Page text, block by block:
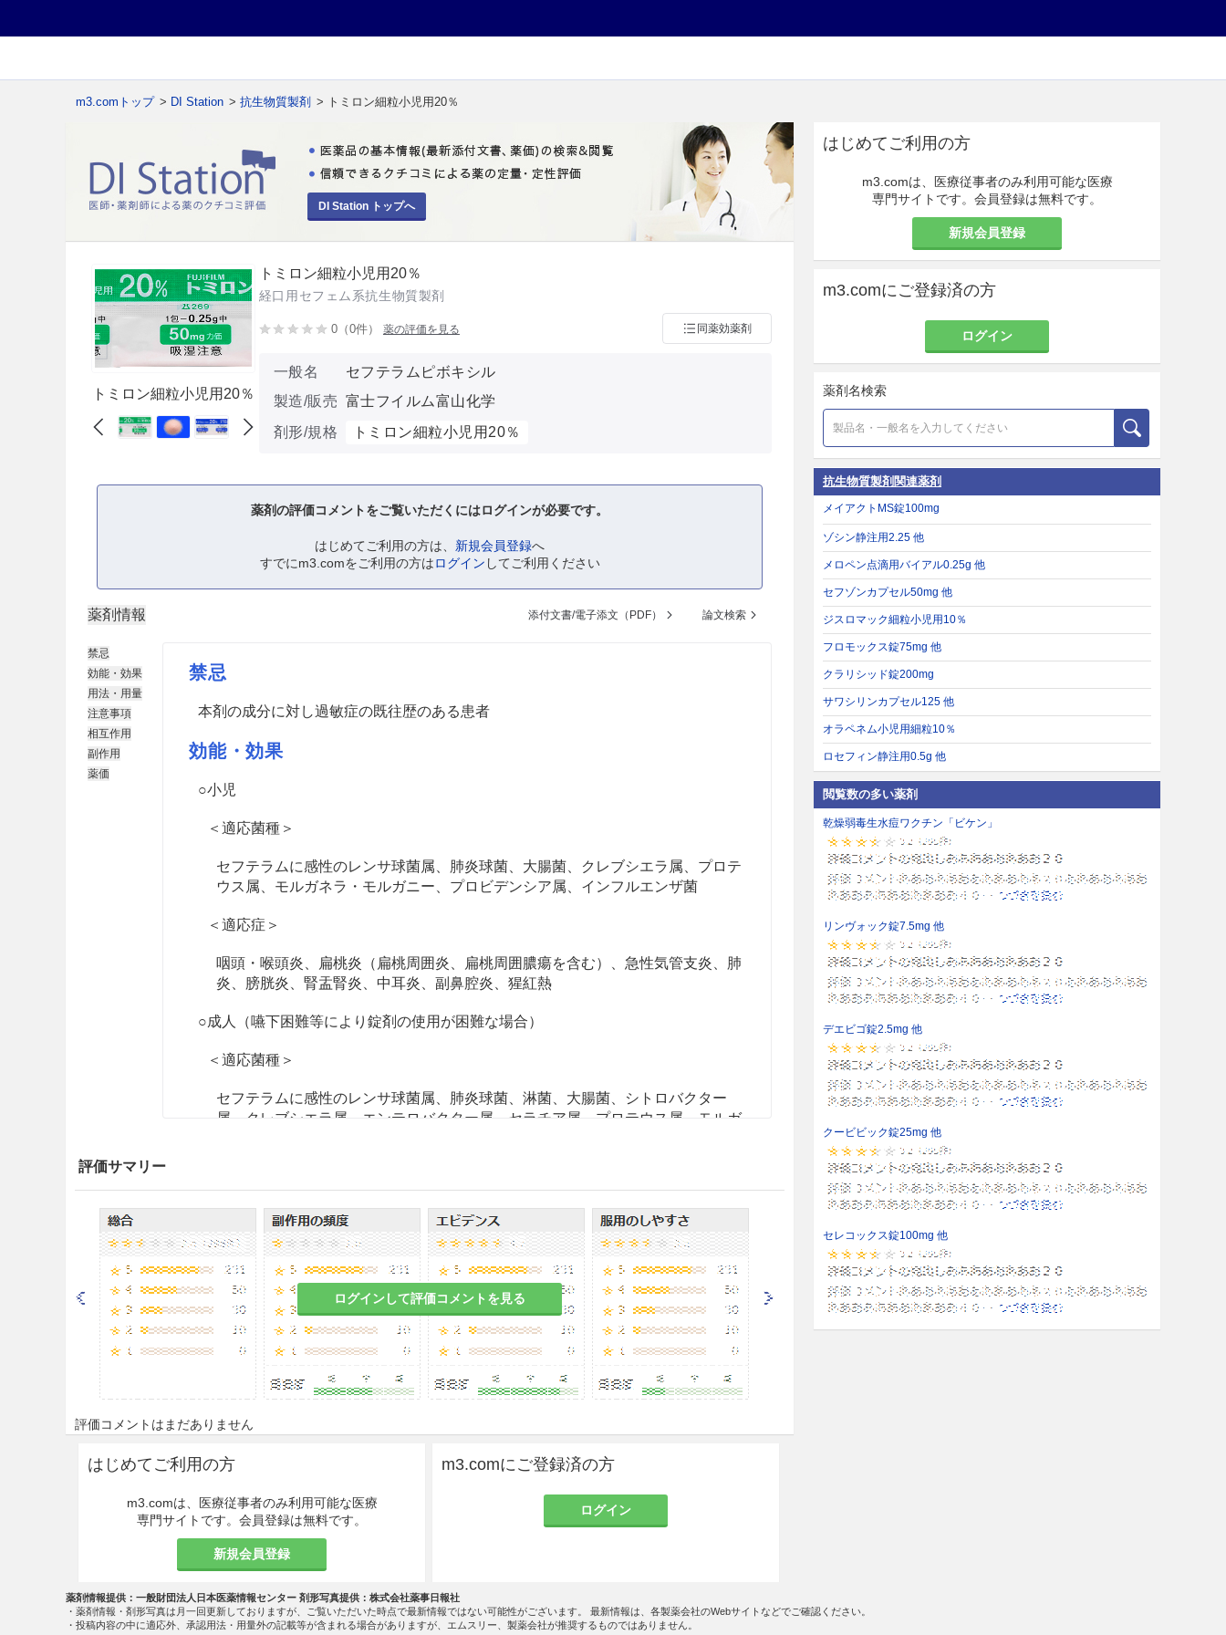
m3.comトップ > DI Station > 抗生物質製剤 > トミロン細粒小児用20％
DI Station トップへ
トミロン細粒小児用20％
トミロン細粒小児用20％
経口用セフェム系抗生物質製剤
0（0件） 薬の評価を見る 同薬効薬剤
一般名
セフテラムピボキシル
製造/販売 富士フイルム富山化学
剤形/規格
トミロン細粒小児用20％
薬剤の評価コメントをご覧いただくにはログインが必要です。
はじめてご利用の方は、 新規会員登録へ
すでにm3.comをご利用の方はログイン してご利用ください
薬剤情報 添付文書/電子添文（PDF） 論文検索
禁忌
効能・効果
用法・用量
注意事項
相互作用
副作用
薬価
禁忌
本剤の成分に対し過敏症の既往歴のある患者
効能・効果
○小児
＜適応菌種＞
セフテラムに感性のレンサ球菌属、肺炎球菌、大腸菌、クレブシエラ属、プロテ
ウス属、モルガネラ・モルガニー、プロビデンシア属、インフルエンザ菌
＜適応症＞
咽頭・喉頭炎、扁桃炎（扁桃周囲炎、扁桃周囲膿瘍を含む）、急性気管支炎、肺
炎、膀胱炎、腎盂腎炎、中耳炎、副鼻腔炎、猩紅熱
○成人（嚥下困難等により錠剤の使用が困難な場合）
＜適応菌種＞
セフテラムに感性のレンサ球菌属、肺炎球菌、淋菌、大腸菌、シトロバクター
属、クレブシエラ属、エンテロバクター属、セラチア属、プロテウス属、モルガ
咽頭・喉頭炎、扁桃炎（扁桃周囲炎、扁桃周囲膿瘍を含む）、急性気管支炎、肺
炎、慢性呼吸器病変の二次感染、膀胱炎、腎盂腎炎、尿道炎、バルトリン腺炎、
子宮内感染、子宮付属器炎、中耳炎、副鼻腔炎、歯周組織炎、歯冠周囲炎、顎炎
用法・容量
○小児
通常、小児に対しては、セフテラム ピボキシルとして1日量9〜18mg（力価）/k
膀胱炎、腎盂腎炎、バルトリン腺炎、子宮内感染、子宮付属器炎＞
通常、セフテラム ピボキシルとして成人1日150〜300mg（力価）を3回に分割
して食後経口投与する。
＜肺炎、慢性呼吸器病変の二次感染、尿道炎、中耳炎、副鼻腔炎、歯周組織炎、
歯冠周囲炎、顎炎＞
評価サマリー
ログインして評価コメントを見る
評価コメントはまだありません
はじめてご利用の方
m3.comは、医療従事者のみ利用可能な医療
専門サイトです。会員登録は無料です。
新規会員登録
m3.comにご登録済の方
ログイン
はじめてご利用の方
m3.comは、医療従事者のみ利用可能な医療
専門サイトです。会員登録は無料です。
新規会員登録
m3.comにご登録済の方
ログイン
薬剤名検索
抗生物質製剤関連薬剤
メイアクトMS錠100mg
ゾシン静注用2.25 他
メロペン点滴用バイアル0.25g 他
セフゾンカプセル50mg 他
ジスロマック細粒小児用10％
フロモックス錠75mg 他
クラリシッド錠200mg
サワシリンカプセル125 他
オラペネム小児用細粒10％
ロセフィン静注用0.5g 他
閲覧数の多い薬剤
乾燥弱毒生水痘ワクチン「ビケン」
リンヴォック錠7.5mg 他
デエビゴ錠2.5mg 他
クービビック錠25mg 他
セレコックス錠100mg 他
薬剤情報提供：一般財団法人日本医薬情報センター 剤形写真提供：株式会社薬事日報社
・薬剤情報・剤形写真は月一回更新しておりますが、ご覧いただいた時点で最新情報ではない可能性がございます。 最新情報は、各製薬会社のWebサイトなどでご確認ください。
・投稿内容の中に適応外、承認用法・用量外の記載等が含まれる場合がありますが、エムスリー、製薬会社が推奨するものではありません。